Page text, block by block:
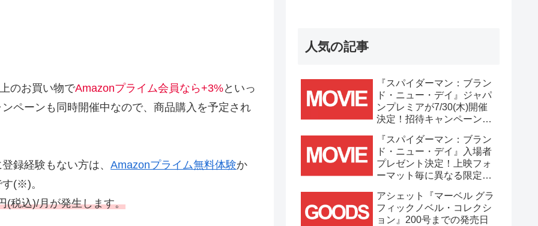
のお買い物でAmazonプライム会員なら+3%といっ
ペーンも同時開催中なので、商品購入を予定され
録経験もない方は、 Amazonプライム無料体験か
(※)。
(税込)/月が発生します。
人気の記事
『スパイダーマン：ブラン
ド・ニュー・デイ』ジャパ
ンプレミアが7/30(木)開催
決定！招待キャンペーンは
中！！
『スパイダーマン：ブラン
ド・ニュー・デイ』入場者
プレゼント決定！上映フォ
ーマット毎に異なる限定ビ
える！！
アシェット『マーベル グラ
フィックノベル・コレクシ
ョン』200号までの発売日